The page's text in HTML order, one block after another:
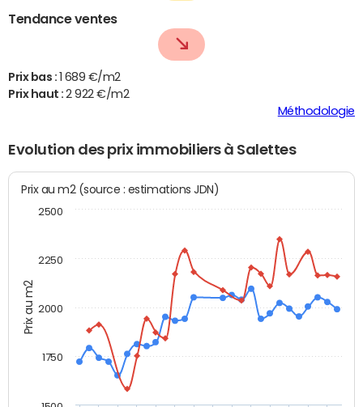
Tendance ventes
Prix bas :
1 689 €/m2
Prix haut :2 922 €/m2
Méthodologie
Evolution des prix immobiliers à Salettes
Prix au m2
Prix au m2 (source : estimations JDN)
2000
1750
2250
2500